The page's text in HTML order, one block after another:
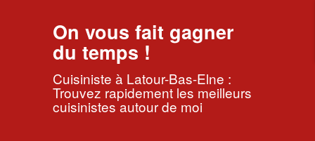
On vous fait gagner
du temps !
Cuisiniste à Latour-Bas-Elne :
Trouvez rapidement les meilleurs
cuisinistes autour de moi